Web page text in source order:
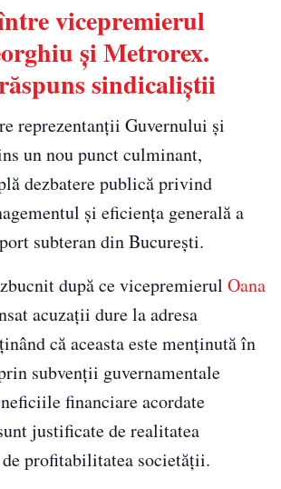
vicepremierul
și Metrorex.
sindicaliștii
reprezentanții Guvernului și
un nou punct culminant,
dezbatere publică privind
și eficiența generală a
subteran din București.
după ce vicepremierul Oana
acuzații dure la adresa
că aceasta este menținută în
subvenții guvernamentale
financiare acordate
justificate de realitatea
de profitabilitatea societății.